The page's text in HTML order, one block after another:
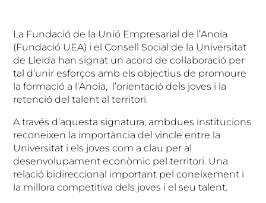
La Fundació de la Unió Empresarial de l’Anoia
(Fundació UEA) i el Consell Social de la Universitat
de Lleida han signat un acord de col·laboració per
tal d’unir esforços amb els objectius de promoure
la formació a l’Anoia, l’orientació dels joves i la
retenció del talent al territori.
A través d’aquesta signatura, ambdues institucions
reconeixen la importància del vincle entre la
Universitat i els joves com a clau per al
desenvolupament econòmic pel territori. Una
relació bidireccional important pel coneixement i
la millora competitiva dels joves i el seu talent.